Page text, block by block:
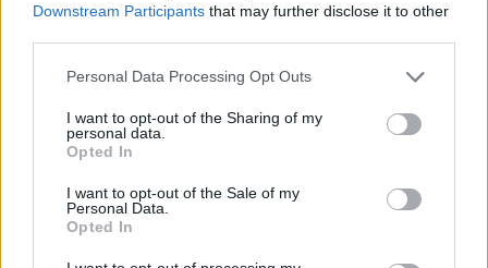
Downstream Participants that may further disclose it to other
Please note that this website/app uses one or more Google
not limited to your visit or usage behaviour. You may click to
grant or deny consent to Google and its third-party tags to
use your data for below specified purposes in below Google
consent section.
Personal Data Processing Opt Outs
I want to opt-out of the Sharing of my
personal data.
Opted In
I want to opt-out of the Sale of my
Personal Data.
Opted In
Αραιή Συννεφιά
Μεσημέρι
36°33°
Άνεμος 2 bf Βορειοδυτικός